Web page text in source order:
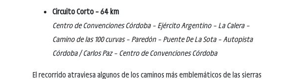
Circuito Corto – 64 km
Centro de Convenciones Córdoba – Ejército Argentino – La Calera –
Camino de las 100 curvas – Paredón – Puente De La Sota – Autopista
Córdoba / Carlos Paz – Centro de Convenciones Córdoba
El recorrido atraviesa algunos de los caminos más emblemáticos de las sierras